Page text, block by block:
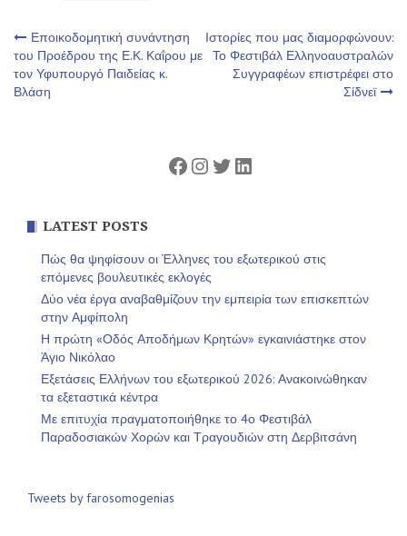
Πλοήγηση
άρθρων
Εποικοδομητική συνάντηση
του Προέδρου της Ε.Κ. Καΐρου με
τον Υφυπουργό Παιδείας κ.
Βλάση
Ιστορίες που μας διαμορφώνουν:
Το Φεστιβάλ Ελληνοαυστραλών
Συγγραφέων επιστρέφει στο
Σίδνεϊ
Facebook
Instagram
Twitter
Linkedin
LATEST POSTS
Πώς θα ψηφίσουν οι Έλληνες του εξωτερικού στις
επόμενες βουλευτικές εκλογές
Δύο νέα έργα αναβαθμίζουν την εμπειρία των επισκεπτών
στην Αμφίπολη
Η πρώτη «Οδός Αποδήμων Κρητών» εγκαινιάστηκε στον
Άγιο Νικόλαο
Εξετάσεις Ελλήνων του εξωτερικού 2026: Ανακοινώθηκαν
τα εξεταστικά κέντρα
Με επιτυχία πραγματοποιήθηκε το 4ο Φεστιβάλ
Παραδοσιακών Χορών και Τραγουδιών στη Δερβιτσάνη
Tweets by farosomogenias